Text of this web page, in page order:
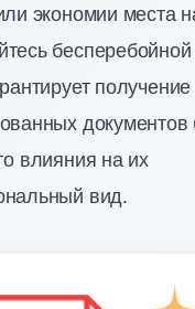
экономии места
бесперебойной
получение
документов
влияния на их
вид.